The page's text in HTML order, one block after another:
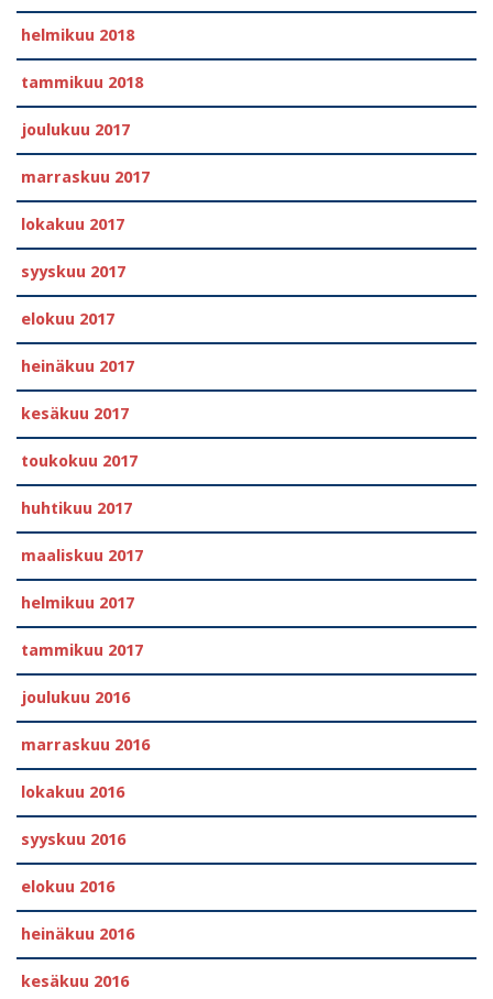
helmikuu 2018
tammikuu 2018
joulukuu 2017
marraskuu 2017
lokakuu 2017
syyskuu 2017
elokuu 2017
heinäkuu 2017
kesäkuu 2017
toukokuu 2017
huhtikuu 2017
maaliskuu 2017
helmikuu 2017
tammikuu 2017
joulukuu 2016
marraskuu 2016
lokakuu 2016
syyskuu 2016
elokuu 2016
heinäkuu 2016
kesäkuu 2016